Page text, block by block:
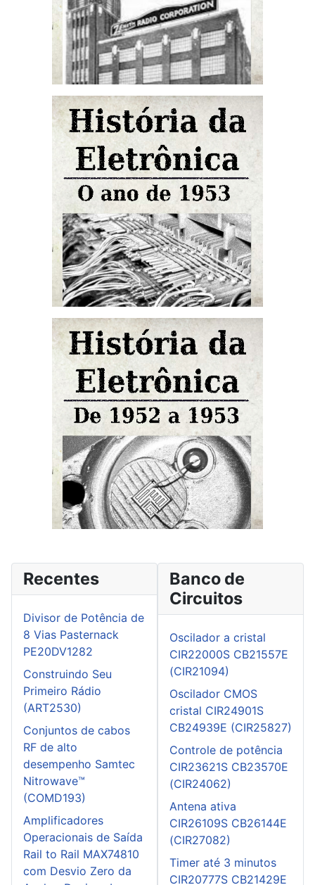
Recentes
Divisor de Potência de
8 Vias Pasternack
PE20DV1282
Construindo Seu
Primeiro Rádio
(ART2530)
Conjuntos de cabos
RF de alto
desempenho Samtec
Nitrowave™
(COMD193)
Amplificadores
Operacionais de Saída
Rail to Rail MAX74810
com Desvio Zero da
Banco de
Circuitos
Oscilador a cristal
CIR22000S CB21557E
(CIR21094)
Oscilador CMOS
cristal CIR24901S
CB24939E (CIR25827)
Controle de potência
CIR23621S CB23570E
(CIR24062)
Antena ativa
CIR26109S CB26144E
(CIR27082)
Timer até 3 minutos
CIR20777S CB21429E